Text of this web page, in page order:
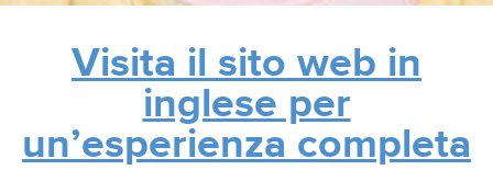
Visita il sito web in
inglese per
un’esperienza completa